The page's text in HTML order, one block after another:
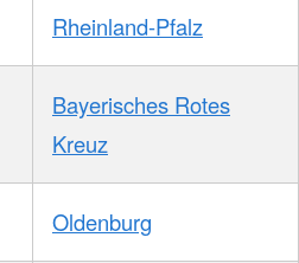
Rheinland-Pfalz
Bayerisches Rotes
Kreuz
Oldenburg